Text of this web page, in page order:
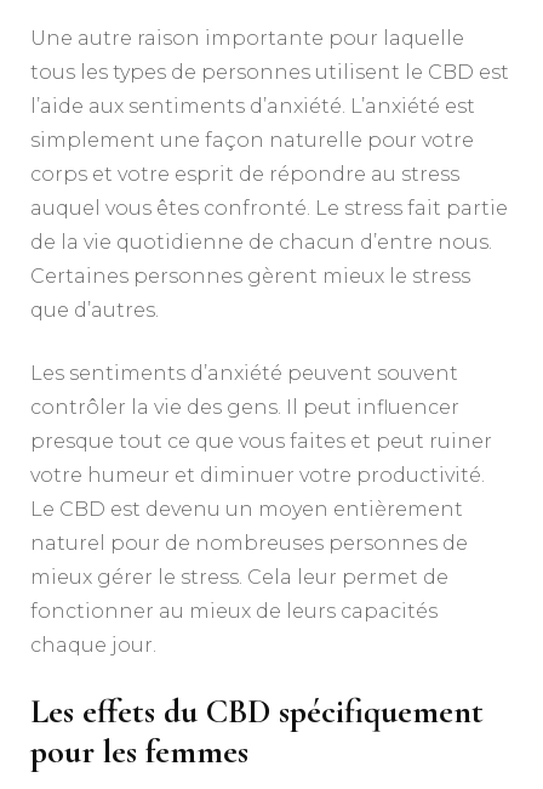
Une autre raison importante pour laquelle
tous les types de personnes utilisent le CBD est
l’aide aux sentiments d’anxiété. L’anxiété est
simplement une façon naturelle pour votre
corps et votre esprit de répondre au stress
auquel vous êtes confronté. Le stress fait partie
de la vie quotidienne de chacun d’entre nous.
Certaines personnes gèrent mieux le stress
que d’autres.
Les sentiments d’anxiété peuvent souvent
contrôler la vie des gens. Il peut influencer
presque tout ce que vous faites et peut ruiner
votre humeur et diminuer votre productivité.
Le CBD est devenu un moyen entièrement
naturel pour de nombreuses personnes de
mieux gérer le stress. Cela leur permet de
fonctionner au mieux de leurs capacités
chaque jour.
Les effets du CBD spécifiquement
pour les femmes